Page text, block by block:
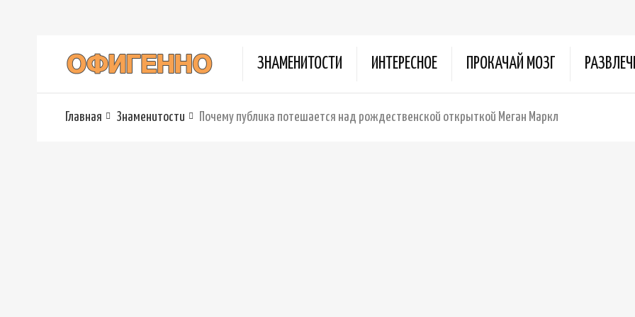
ЗНАМЕНИТОСТИ ИНТЕРЕСНОЕ ПРОКАЧАЙ МОЗГ
Главная Знаменитости Почему публика потешается над рождественской открыткой Меган Маркл